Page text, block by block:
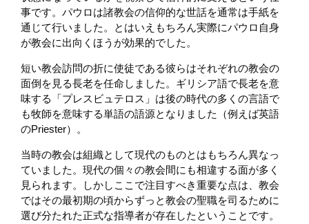
事です。パウロは諸教会の信仰的な世話を通常は手紙を
通じて行いました。とはいえもちろん実際にパウロ自身
が教会に出向くほうが効果的でした。
短い教会訪問の折に使徒である彼らはそれぞれの教会の
面倒を見る長老を任命しました。ギリシア語で長老を意
味する「プレスビュテロス」は後の時代の多くの言語で
も牧師を意味する単語の語源となりました（例えば英語
のPriester）。
当時の教会は組織として現代のものとはもちろん異なっ
ていました。現代の個々の教会間にも相違する面が多く
見られます。しかしここで注目すべき重要な点は、教会
ではその最初期の頃からずっと教会の聖職を司るために
選び分たれた正式な指導者が存在したということです。